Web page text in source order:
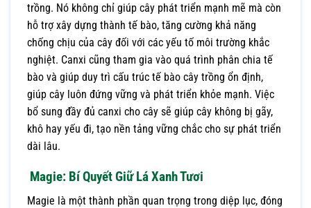
trồng. Nó không chỉ giúp cây phát triển mạnh mẽ mà còn
hỗ trợ xây dựng thành tế bào, tăng cường khả năng
chống chịu của cây đối với các yếu tố môi trường khắc
nghiệt. Canxi cũng tham gia vào quá trình phân chia tế
bào và giúp duy trì cấu trúc tế bào cây trồng ổn định,
giúp cây luôn đứng vững và phát triển khỏe mạnh. Việc
bổ sung đầy đủ canxi cho cây sẽ giúp cây không bị gãy,
khô hay yếu đi, tạo nền tảng vững chắc cho sự phát triển
dài lâu.
Magie: Bí Quyết Giữ Lá Xanh Tươi
Magie là một thành phần quan trọng trong diệp lục, đóng